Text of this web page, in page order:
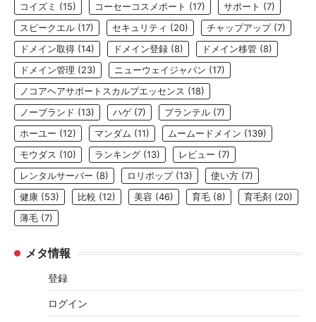
コイズミ (15) コーセーコスメポート (17) サポート (7)
スピークエル (17) セキュリティ (20) チャップアップ(7)
ドメイン取得 (14) ドメイン登録 (8) ドメイン移管 (8)
ドメイン管理 (23) ニューウェイジャパン (17)
ノコアヘアサポートスカルプエッセンス (18)
ノーブランド (13) ハゲ (7) プランテル (7)
ホーユー (12) マンダム (11) ムームードメイン (139)
モウダス (10) ランキング (13) レビュー (7)
レンタルサーバー (8) ロリポップ(13) 使い方 (7)
健康 (53) 比較 (12) 美容 (46) 育毛 (8) 育毛剤 (20)
薄毛 (7)
メタ情報
登録
ログイン